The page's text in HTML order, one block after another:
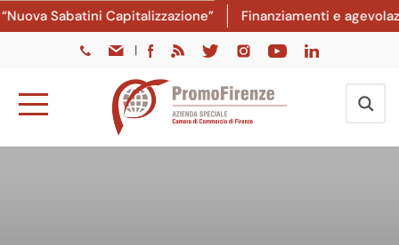
Sabatini Capitalizzazione” Finanziamenti e
|